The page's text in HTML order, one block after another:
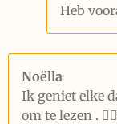
Heb
Noëlla
Ik geniet elke
om te lezen .